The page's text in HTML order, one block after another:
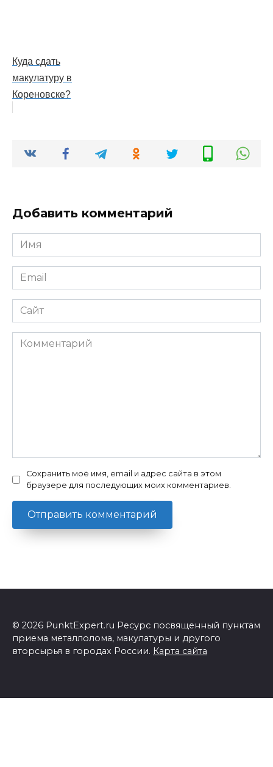
Куда сдать
макулатуру в
Кореновске?
Добавить комментарий
Имя
*
Email
*
Сайт
Комментарий
Сохранить моё имя, email и адрес сайта в этом
браузере для последующих моих комментариев.
© 2026 PunktExpert.ru Ресурс посвященный пунктам
приема металлолома, макулатуры и другого
вторсырья в городах России. Карта сайта